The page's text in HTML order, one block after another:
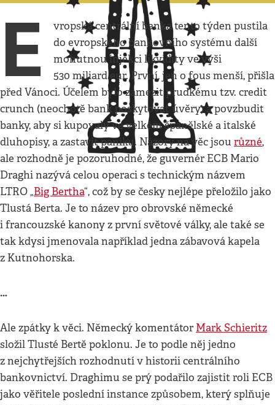
E
vropská centrální banka tento týden pustila
do evropského bankovního systému další
mohutnou injekci likvidity ve výši
530 miliard eur. První, jen o fous menší, přišla
před Vánoci. Účelem bylo zamezit prudkému tzv. credit
crunch (neochotě bank poskytovat úvěry) a povzbudit
banky, aby si kupovaly ve velkém španělské a italské
dluhopisy, a zastavit paniku. Názory na věc jsou různé,
ale rozhodně je pozoruhodné, že guvernér ECB Mario
Draghi nazývá celou operaci s technickým názvem
LTRO „Big Bertha“, což by se česky nejlépe přeložilo jako
Tlustá Berta. Je to název pro obrovské německé
i francouzské kanony z první světové války, ale také se
tak kdysi jmenovala například jedna zábavová kapela
z Kutnohorska.
…
Ale zpátky k věci. Německý komentátor Mark Schieritz
složil Tlusté Bertě poklonu. Je to podle něj jedno
z nejchytřejších rozhodnutí v historii centrálního
bankovnictví. Draghimu se prý podařilo zajistit roli ECB
jako věřitele poslední instance způsobem, který splňuje